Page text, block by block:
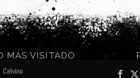
MÁS VISITADO
Calvino